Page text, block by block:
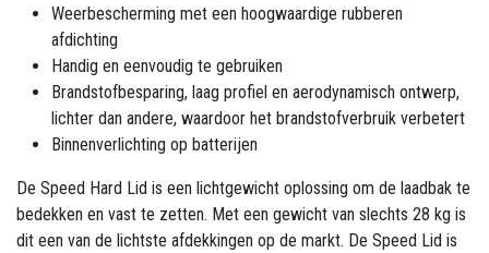
Weerbescherming met een hoogwaardige rubberen
afdichting
Handig en eenvoudig te gebruiken
Brandstofbesparing, laag profiel en aerodynamisch ontwerp,
lichter dan andere, waardoor het brandstofverbruik verbetert
Binnenverlichting op batterijen
De Speed ​​Hard Lid is een lichtgewicht oplossing om de laadbak te
bedekken en vast te zetten. Met een gewicht van slechts 28 kg is
dit een van de lichtste afdekkingen op de markt. De Speed ​​Lid is